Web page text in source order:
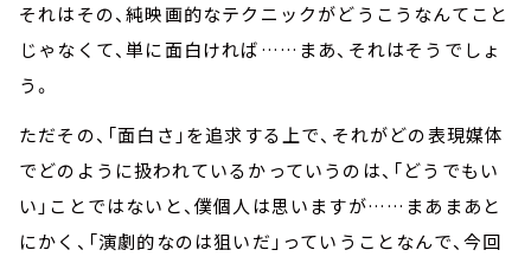
それはその、純映画的なテクニックがどうこうなんてこと
じゃなくて、単に面白ければ……まあ、それはそうでしょ
う。
ただその、「面白さ」を追求する上で、それがどの表現媒体
でどのように扱われているかっていうのは、「どうでもい
い」ことではないと、僕個人は思いますが……まあまあと
にかく、「演劇的なのは狙いだ」っていうことなんで、今回